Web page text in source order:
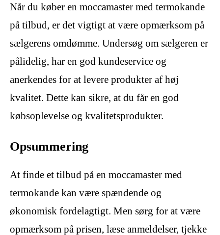
Når du køber en moccamaster med termokande
på tilbud, er det vigtigt at være opmærksom på
sælgerens omdømme. Undersøg om sælgeren er
pålidelig, har en god kundeservice og
anerkendes for at levere produkter af høj
kvalitet. Dette kan sikre, at du får en god
købsoplevelse og kvalitetsprodukter.
Opsummering
At finde et tilbud på en moccamaster med
termokande kan være spændende og
økonomisk fordelagtigt. Men sørg for at være
opmærksom på prisen, læse anmeldelser, tjekke